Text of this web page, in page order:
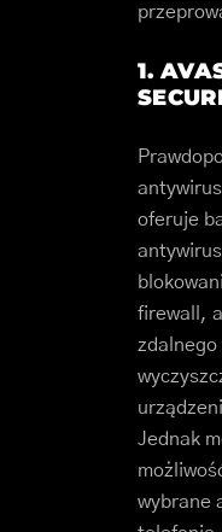
1.
oferuje
firewall,
zdalnego
Jednak
wybrane